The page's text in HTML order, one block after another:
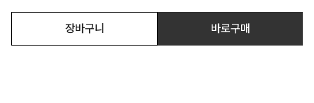
장바구니 바로구매